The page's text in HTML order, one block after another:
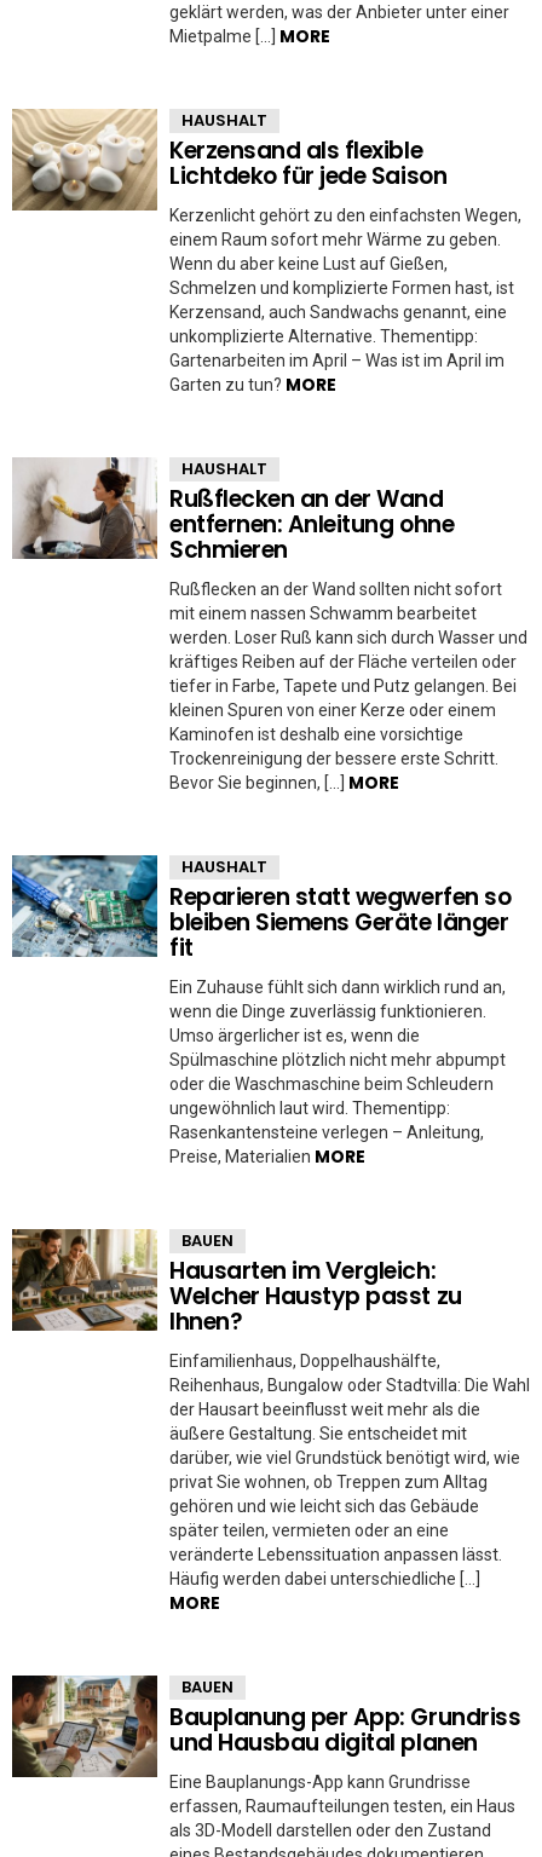
geklärt werden, was der Anbieter unter einer
Mietpalme […] MORE
HAUSHALT
Kerzensand als flexible
Lichtdeko für jede Saison
Kerzenlicht gehört zu den einfachsten Wegen,
einem Raum sofort mehr Wärme zu geben.
Wenn du aber keine Lust auf Gießen,
Schmelzen und komplizierte Formen hast, ist
Kerzensand, auch Sandwachs genannt, eine
unkomplizierte Alternative. Thementipp:
Gartenarbeiten im April – Was ist im April im
Garten zu tun? MORE
HAUSHALT
Rußflecken an der Wand
entfernen: Anleitung ohne
Schmieren
Rußflecken an der Wand sollten nicht sofort
mit einem nassen Schwamm bearbeitet
werden. Loser Ruß kann sich durch Wasser und
kräftiges Reiben auf der Fläche verteilen oder
tiefer in Farbe, Tapete und Putz gelangen. Bei
kleinen Spuren von einer Kerze oder einem
Kaminofen ist deshalb eine vorsichtige
Trockenreinigung der bessere erste Schritt.
Bevor Sie beginnen, […] MORE
HAUSHALT
Reparieren statt wegwerfen so
bleiben Siemens Geräte länger
fit
Ein Zuhause fühlt sich dann wirklich rund an,
wenn die Dinge zuverlässig funktionieren.
Umso ärgerlicher ist es, wenn die
Spülmaschine plötzlich nicht mehr abpumpt
oder die Waschmaschine beim Schleudern
ungewöhnlich laut wird. Thementipp:
Rasenkantensteine verlegen – Anleitung,
Preise, Materialien MORE
BAUEN
Hausarten im Vergleich:
Welcher Haustyp passt zu
Ihnen?
Einfamilienhaus, Doppelhaushälfte,
Reihenhaus, Bungalow oder Stadtvilla: Die Wahl
der Hausart beeinflusst weit mehr als die
äußere Gestaltung. Sie entscheidet mit
darüber, wie viel Grundstück benötigt wird, wie
privat Sie wohnen, ob Treppen zum Alltag
gehören und wie leicht sich das Gebäude
später teilen, vermieten oder an eine
veränderte Lebenssituation anpassen lässt.
Häufig werden dabei unterschiedliche […]
MORE
BAUEN
Bauplanung per App: Grundriss
und Hausbau digital planen
Eine Bauplanungs-App kann Grundrisse
erfassen, Raumaufteilungen testen, ein Haus
als 3D-Modell darstellen oder den Zustand